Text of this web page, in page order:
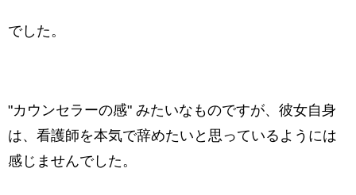
でした。
"カウンセラーの感" みたいなものですが、彼女自身
は、看護師を本気で辞めたいと思っているようには
感じませんでした。